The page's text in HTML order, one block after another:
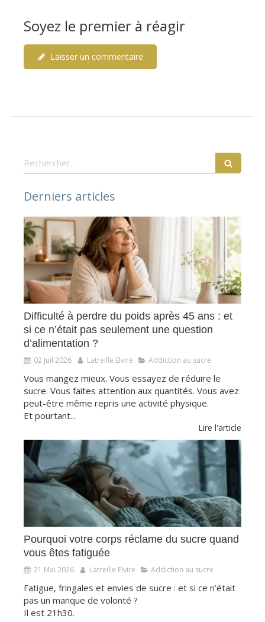
Soyez le premier à réagir
Laisser un commentaire
Rechercher
Derniers articles
Difficulté à perdre du poids après 45 ans : et
si ce n’était pas seulement une question
d’alimentation ?
02 Juil 2026 Latreille Elvire Addiction au sucre
Vous mangez mieux. Vous essayez de réduire le
sucre. Vous faites attention aux quantités. Vous avez
peut-être même repris une activité physique.
Et pourtant...
Lire l'article
Pourquoi votre corps réclame du sucre quand
vous êtes fatiguée
21 Mai 2026 Latreille Elvire Addiction au sucre
Fatigue, fringales et envies de sucre : et si ce n’était
pas un manque de volonté ?
Il est 21h30.